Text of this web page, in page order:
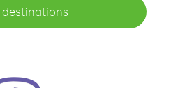
destinations